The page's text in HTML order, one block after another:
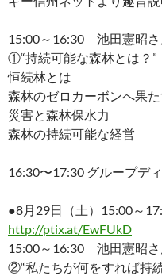
15:00～16:30 池田憲昭さ
①“持続可能な森林とは？”
恒続林とは
森林のゼロカーボンへ果
災害と森林保水力
森林の持続可能な経営
16:30〜17:30 グループデ
●8月29日（土）15:00～
http://ptix.at/EwFUkD
15:00～16:30 池田憲昭さ
②“私たちが何をすれば持